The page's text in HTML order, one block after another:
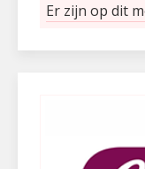
Er zijn op dit